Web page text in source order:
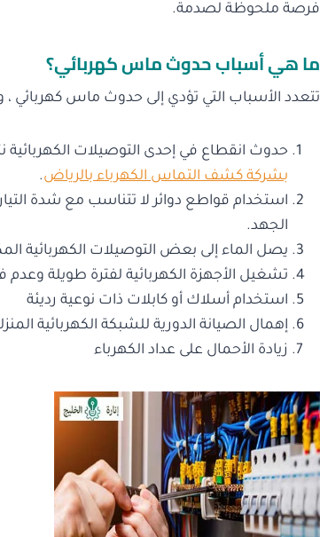
فرصة ملحوظة لصدمة.
ما هي أسباب حدوث ماس كهربائي؟
تتعدد الأسباب التي تؤدي إلى حدوث ماس كهربائي ،
حدوث انقطاع في إحدى التوصيلات الكهربائية
بشركة كشف التماس الكهرباء بالرياض.
استخدام قواطع دوائر لا تتناسب مع شدة
الجهد.
يصل الماء إلى بعض التوصيلات الكهربائية
تشغيل الأجهزة الكهربائية لفترة طويلة
استخدام أسلاك أو كابلات ذات نوعية رديئة
إهمال الصيانة الدورية للشبكة الكهربائية
زيادة الأحمال على عداد الكهرباء